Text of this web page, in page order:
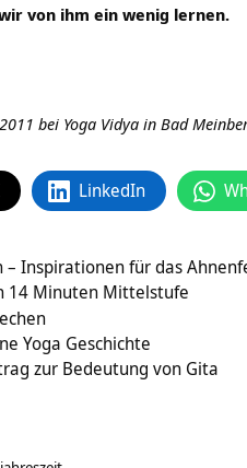
von ihm ein wenig lernen.
bei Yoga Vidya in Bad
LinkedIn
Inspirationen für das
14 Minuten Mittelstufe
Yoga Geschichte
zur Bedeutung von Gita